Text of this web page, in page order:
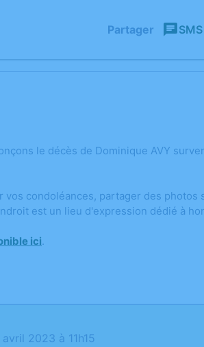
Partager SMS
le décès de Dominique AVY
condoléances, partager des
est un lieu d'expression dédié à
ici.
avril 2023 à 11h15